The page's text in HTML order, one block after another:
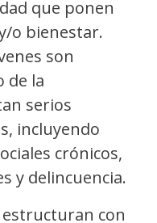
que ponen
o bienestar.
son
de la
serios
incluyendo
crónicos,
y delincuencia.
estructuran con